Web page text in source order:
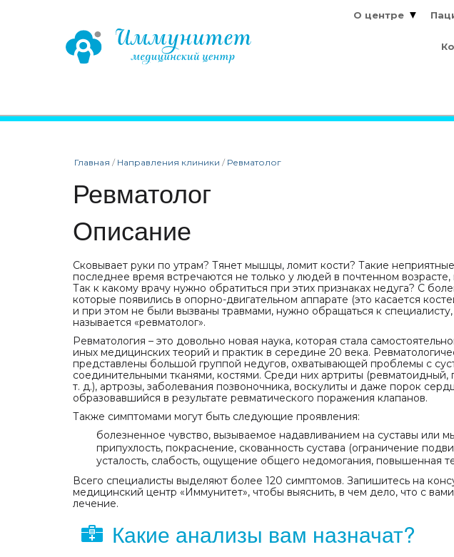
О центре
О центре
Главная / Направления клиники / Ревматолог
Ревматолог
Описание
Сковывает руки по утрам? Тянет мышцы, ломит кости? Такие
последнее время встречаются не только у людей в почтенном
Так к какому врачу нужно обратиться при этих признаках недуга? С
которые появились в опорно-двигательном аппарате (это касается
и при этом не были вызваны травмами, нужно обращаться к
называется «ревматолог».
Ревматология – это довольно новая наука, которая стала
иных медицинских теорий и практик в середине 20 века.
представлены большой группой недугов, охватывающей проблемы с
соединительными тканями, костями. Среди них артриты (ревматоидный,
т. д.), артрозы, заболевания позвоночника, воскулиты и даже порок
образовавшийся в результате ревматического поражения клапанов.
Также симптомами могут быть следующие проявления:
болезненное чувство, вызываемое надавливанием на суставы или
припухлость, покраснение, скованность сустава (ограничение
усталость, слабость, ощущение общего недомогания, повышенная
Всего специалисты выделяют более 120 симптомов. Запишитесь на
медицинский центр «Иммунитет», чтобы выяснить, в чем дело, что с
лечение.
Какие анализы вам назначат?